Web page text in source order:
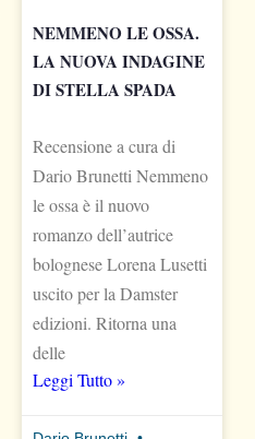
NEMMENO LE OSSA.
LA NUOVA INDAGINE
DI STELLA SPADA
Recensione a cura di
Dario Brunetti Nemmeno
le ossa è il nuovo
romanzo dell’autrice
bolognese Lorena Lusetti
uscito per la Damster
edizioni. Ritorna una
delle
Leggi Tutto »